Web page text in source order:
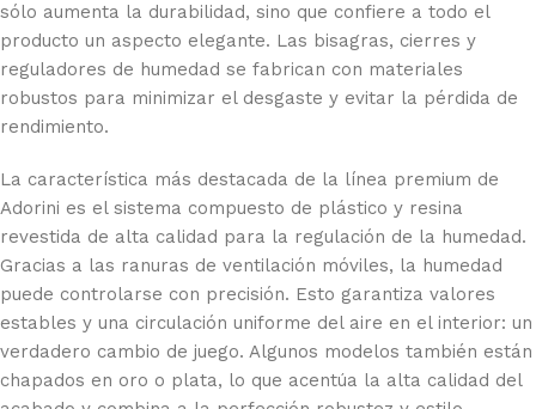
sólo aumenta la durabilidad, sino que confiere a todo el
producto un aspecto elegante. Las bisagras, cierres y
reguladores de humedad se fabrican con materiales
robustos para minimizar el desgaste y evitar la pérdida de
rendimiento.
La característica más destacada de la línea premium de
Adorini es el sistema compuesto de plástico y resina
revestida de alta calidad para la regulación de la humedad.
Gracias a las ranuras de ventilación móviles, la humedad
puede controlarse con precisión. Esto garantiza valores
estables y una circulación uniforme del aire en el interior: un
verdadero cambio de juego. Algunos modelos también están
chapados en oro o plata, lo que acentúa la alta calidad del